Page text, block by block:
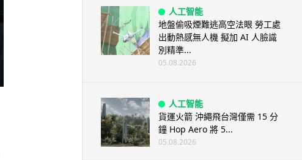
人工智能
地盤偷吸煙難逃高空法眼 勞工處
出動熱感無人機 擬加 AI 人臉識
別精準...
05.08.2026
人工智能
貨運火箭 沖繩飛台灣僅需 15 分
鐘 Hop Aero 將 5...
05.08.2026